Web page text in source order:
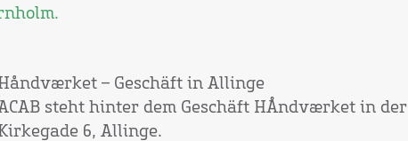
– Geschäft in Allinge
steht hinter dem Geschäft HÅndværket in der
6, Allinge.